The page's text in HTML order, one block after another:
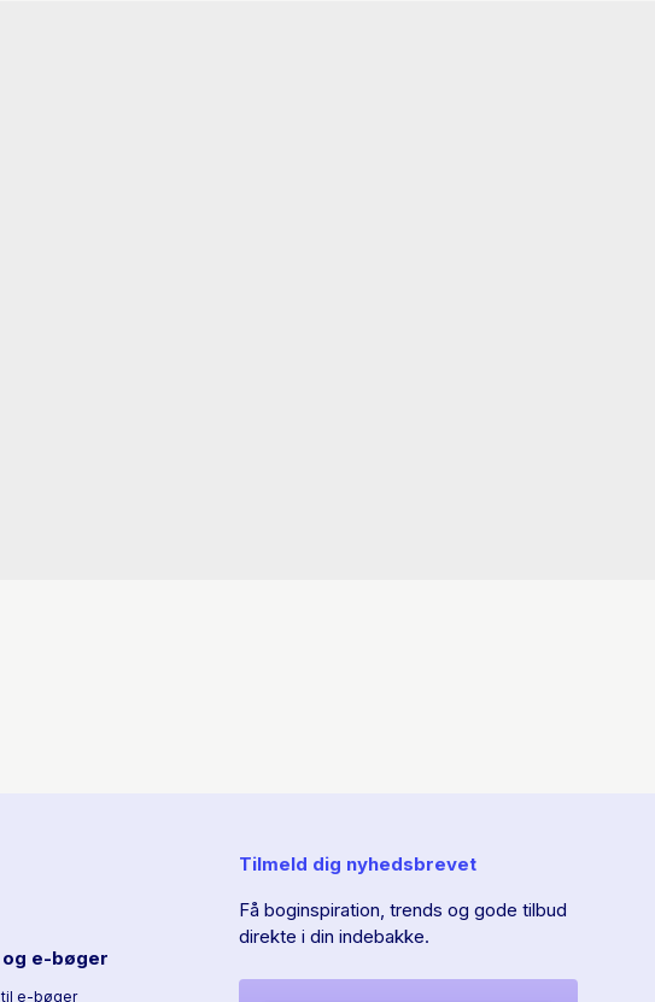
og e-bøger
e-bøger
Tilmeld dig nyhedsbrevet
Få boginspiration, trends og gode tilbud
direkte i din indebakke.